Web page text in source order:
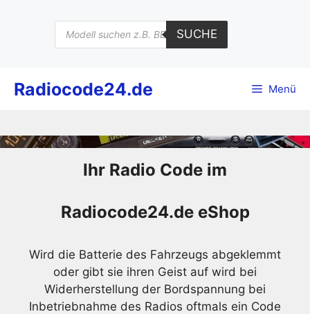
Products
search
SUCHE
Radiocode24.de Menü
Ihr Radio Code im
Radiocode24.de eShop
Wird die Batterie des Fahrzeugs abgeklemmt
oder gibt sie ihren Geist auf wird bei
Widerherstellung der Bordspannung bei
Inbetriebnahme des Radios oftmals ein Code